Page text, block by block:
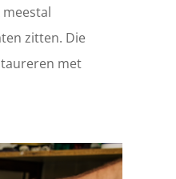
zitten. Die
met